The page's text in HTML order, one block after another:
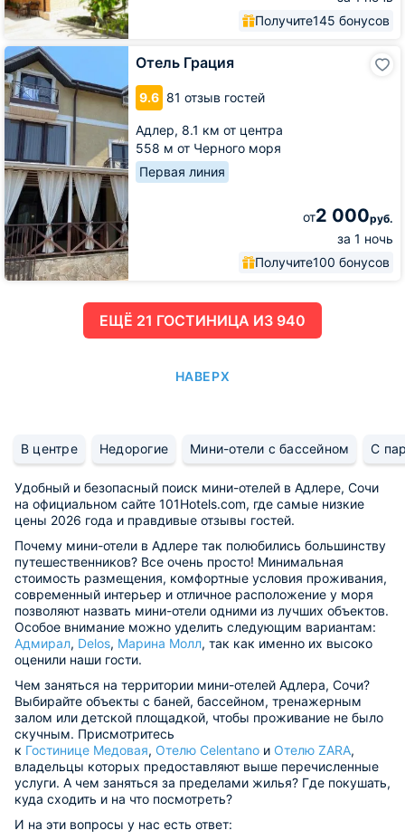
Получите145 бонусов
Отель Грация
9.6 81 отзыв гостей
Адлер, 8.1 км от центра
558 м от Черного моря
Первая линия
от2 000руб.
за 1 ночь
Получите100 бонусов
Отель
Грация
ЕЩË 21 ГОСТИНИЦА ИЗ 940
НАВЕРХ
В центре Недорогие Мини-отели с бассейном С
Удобный и безопасный поиск мини-отелей в Адлере, Сочи
на официальном сайте 101Hotels.com, где самые низкие
цены 2026 года и правдивые отзывы гостей.
Почему мини-отели в Адлере так полюбились большинству
путешественников? Все очень просто! Минимальная
стоимость размещения, комфортные условия проживания,
современный интерьер и отличное расположение у моря
позволяют назвать мини-отели одними из лучших объектов.
Особое внимание можно уделить следующим вариантам:
Адмирал, Delos, Марина Молл, так как именно их высоко
оценили наши гости.
Чем заняться на территории мини-отелей Адлера, Сочи?
Выбирайте объекты с баней, бассейном, тренажерным
залом или детской площадкой, чтобы проживание не было
скучным. Присмотритесь
к Гостинице Медовая, Отелю Celentano и Отелю ZARA,
владельцы которых предоставляют выше перечисленные
услуги. А чем заняться за пределами жилья? Где покушать,
куда сходить и на что посмотреть?
И на эти вопросы у нас есть ответ: